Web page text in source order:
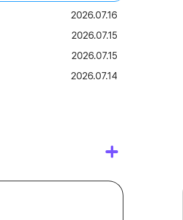
2026 07.16
2026 07.15
2026 07.15
2026 07.14